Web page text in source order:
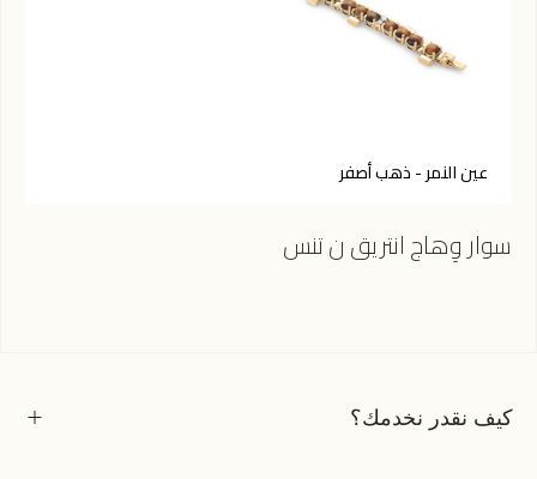
عين النمر - ذهب أصفر
سوار وِهاج انتريق ن تنس
كيف نقدر نخدمك؟